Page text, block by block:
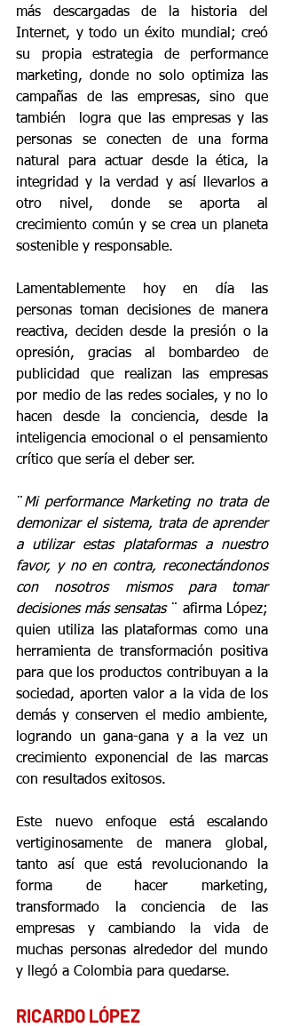
más descargadas de la historia del
Internet, y todo un éxito mundial; creó
su propia estrategia de performance
marketing, donde no solo optimiza las
campañas de las empresas, sino que
también  logra que las empresas y las
personas se conecten de una forma
natural para actuar desde la ética, la
integridad y la verdad y así llevarlos a
otro nivel, donde se aporta al
crecimiento común y se crea un planeta
sostenible y responsable.
Lamentablemente hoy en día las
personas toman decisiones de manera
reactiva, deciden desde la presión o la
opresión, gracias al bombardeo de
publicidad que realizan las empresas
por medio de las redes sociales, y no lo
hacen desde la conciencia, desde la
inteligencia emocional o el pensamiento
crítico que sería el deber ser.
Mi performance Marketing no trata de
demonizar el sistema, trata de aprender
a utilizar estas plataformas a nuestro
favor, y no en contra, reconectándonos
con nosotros mismos para tomar
decisiones más sensatas ¨ afirma López;
quien utiliza las plataformas como una
herramienta de transformación positiva
para que los productos contribuyan a la
sociedad, aporten valor a la vida de los
demás y conserven el medio ambiente,
logrando un gana-gana y a la vez un
crecimiento exponencial de las marcas
con resultados exitosos.
Este nuevo enfoque está escalando
vertiginosamente de manera global,
tanto así que está revolucionando la
forma de hacer marketing,
transformado la conciencia de las
empresas y cambiando la vida de
muchas personas alrededor del mundo
y llegó a Colombia para quedarse.
RICARDO LÓPEZ